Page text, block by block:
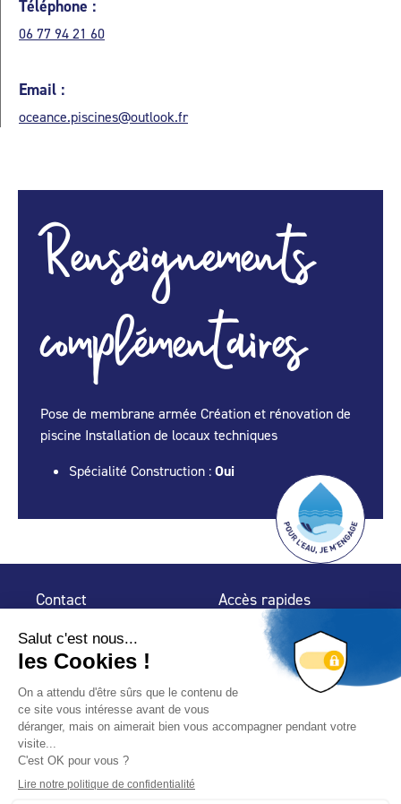
Téléphone :
06 77 94 21 60
Email :
oceance.piscines@outlook.fr
Renseignements
complémentaires
Pose de membrane armée Création et rénovation de
piscine Installation de locaux techniques
Spécialité Construction : Oui
Contact
32 rue de Mogador
75 009 Paris
Accès rapides
Espace Presse
Trouver un
professionnel
Nous suivre